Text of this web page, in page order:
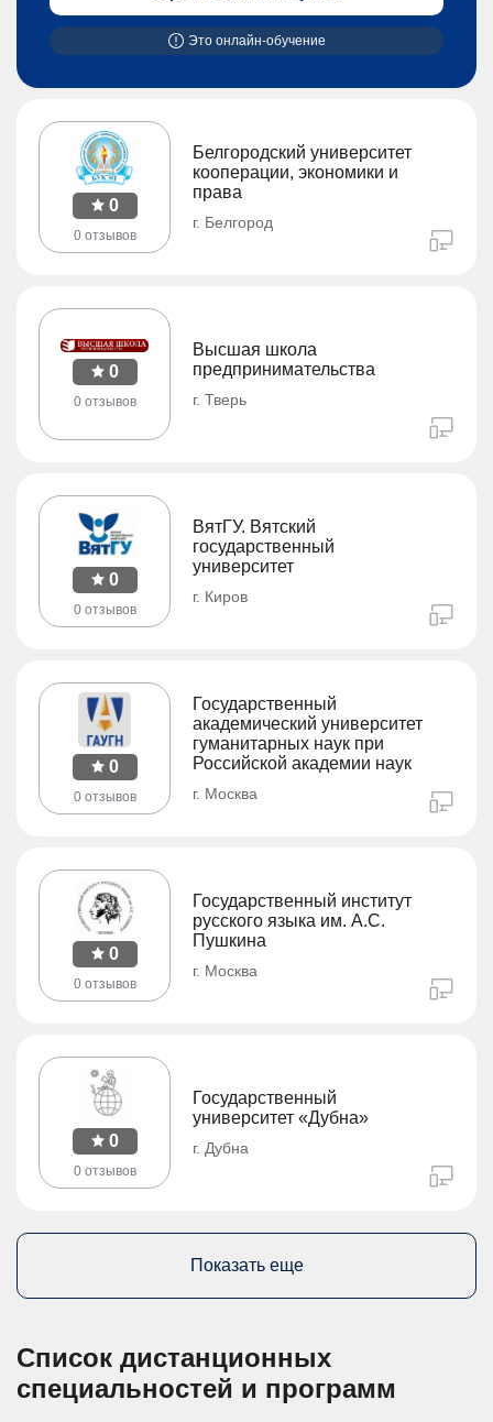
Это онлайн-обучение
0
0 отзывов
Белгородский университет
кооперации, экономики и
права
г. Белгород
0
0 отзывов
Высшая школа
предпринимательства
г. Тверь
0
0 отзывов
ВятГУ. Вятский
государственный
университет
г. Киров
0
0 отзывов
Государственный
академический университет
гуманитарных наук при
Российской академии наук
г. Москва
0
0 отзывов
Государственный институт
русского языка им. А.С.
Пушкина
г. Москва
0
0 отзывов
Государственный
университет «Дубна»
г. Дубна
Показать еще
Список дистанционных
специальностей и программ